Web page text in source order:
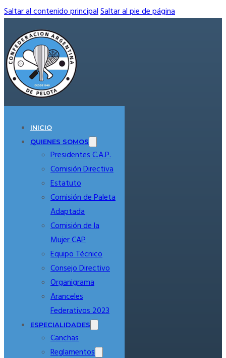
Saltar al contenido principal Saltar al pie de página
INICIO
QUIENES SOMOS
Presidentes C.A.P.
Comisión Directiva
Estatuto
Comisión de Paleta
Adaptada
Comisión de la
Mujer CAP
Equipo Técnico
Consejo Directivo
Organigrama
Aranceles
Federativos 2023
ESPECIALIDADES
Canchas
Reglamentos